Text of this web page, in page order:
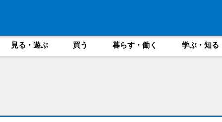
見る・遊ぶ 買う 暮らす・働く 学ぶ・知る